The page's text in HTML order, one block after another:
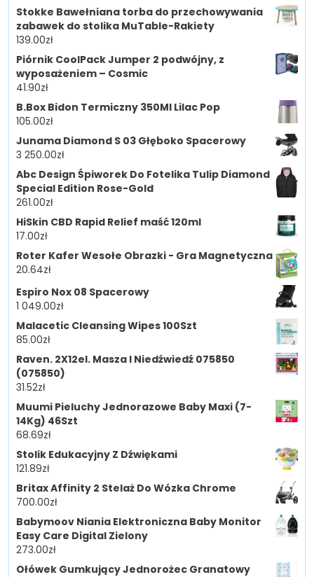
Stokke Bawełniana torba do przechowywania
zabawek do stolika MuTable-Rakiety
139.00zł
Piórnik CoolPack Jumper 2 podwójny, z
wyposażeniem – Cosmic
41.90zł
B.Box Bidon Termiczny 350Ml Lilac Pop
105.00zł
Junama Diamond S 03 Głęboko Spacerowy
3 250.00zł
Abc Design Śpiworek Do Fotelika Tulip Diamond
Special Edition Rose-Gold
261.00zł
HiSkin CBD Rapid Relief maść 120ml
17.00zł
Roter Kafer Wesołe Obrazki - Gra Magnetyczna
20.64zł
Espiro Nox 08 Spacerowy
1 049.00zł
Malacetic Cleansing Wipes 100Szt
85.00zł
Raven. 2X12el. Masza I Niedźwiedź 075850
(075850)
31.52zł
Muumi Pieluchy Jednorazowe Baby Maxi (7-
14Kg) 46Szt
68.69zł
Stolik Edukacyjny Z Dźwiękami
121.89zł
Britax Affinity 2 Stelaż Do Wózka Chrome
700.00zł
Babymoov Niania Elektroniczna Baby Monitor
Easy Care Digital Zielony
273.00zł
Ołówek Gumkujący Jednorożec Granatowy